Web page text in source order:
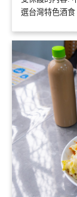
選台灣特色酒